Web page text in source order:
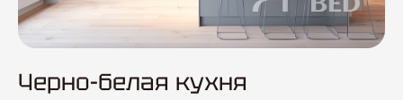
Черно-белая кухня